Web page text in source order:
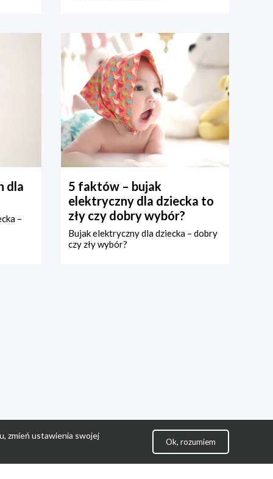
dla
–
5 faktów – bujak
elektryczny dla dziecka to
zły czy dobry wybór?
Bujak elektryczny dla dziecka – dobry
czy zły wybór?
zmień ustawienia swojej
Ok, rozumiem